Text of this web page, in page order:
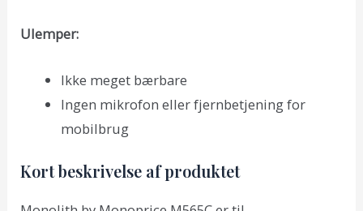
Ulemper:
Ikke meget bærbare
Ingen mikrofon eller fjernbetjening for
mobilbrug
Kort beskrivelse af produktet